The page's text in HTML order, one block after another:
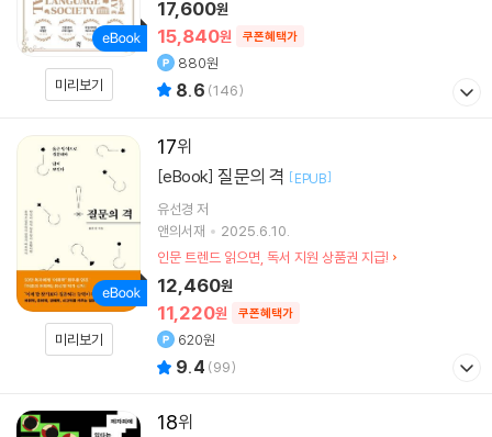
미리보기
15,840원 쿠폰혜택가
17,600원
880원
8.6 (146)
17
미리보기
[eBook] 질문의 격 [EPUB]
유선경 저
앤의서재
2025.6.10.
인문 트렌드 읽으면, 독서 지원 상품권 지급!
11,220원 쿠폰혜택가
12,460원
620원
9.4 (99)
18